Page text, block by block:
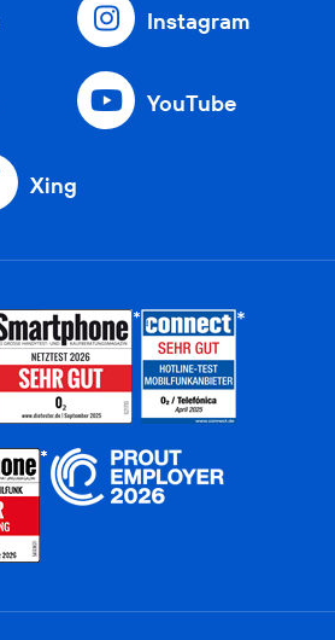
Instagram
YouTube
Xing